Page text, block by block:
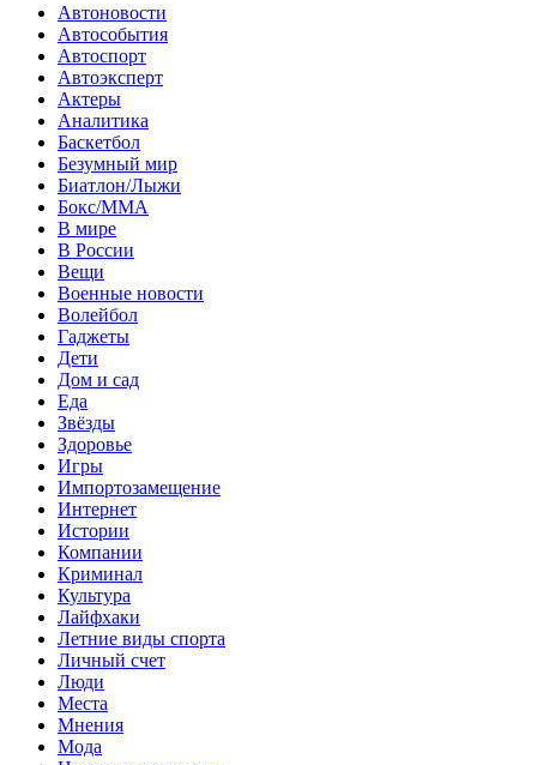
Автоновости
Автособытия
Автоспорт
Автоэксперт
Актеры
Аналитика
Баскетбол
Безумный мир
Биатлон/Лыжи
Бокс/MMA
В мире
В России
Вещи
Военные новости
Волейбол
Гаджеты
Дети
Дом и сад
Еда
Звёзды
Здоровье
Игры
Импортозамещение
Интернет
Истории
Компании
Криминал
Культура
Лайфхаки
Летние виды спорта
Личный счет
Люди
Места
Мнения
Мода